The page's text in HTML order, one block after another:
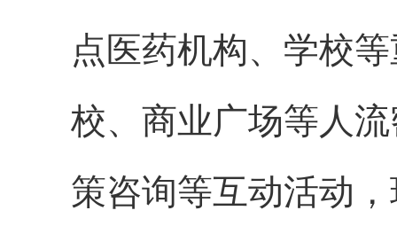
点医药机构、学校
校、商业广场等人
策咨询等互动活动